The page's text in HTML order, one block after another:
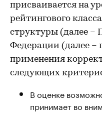
присваивается на
рейтингового
структуры (далее –
Федерации (далее –
применения
следующих
В оценке
принимает во